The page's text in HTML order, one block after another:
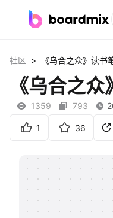
社区资源
下载
会员
私有化部署
社区 > 《乌合之众》读书
《乌合之
1359 793
1 36